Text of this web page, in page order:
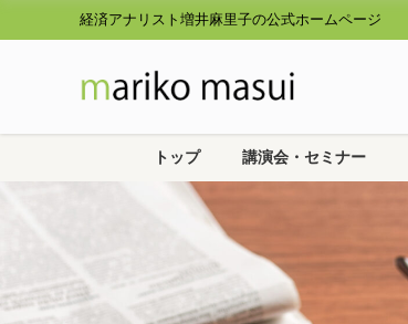
経済アナリスト増井麻里子の公式ホームページ
トップ 講演会・セミナー